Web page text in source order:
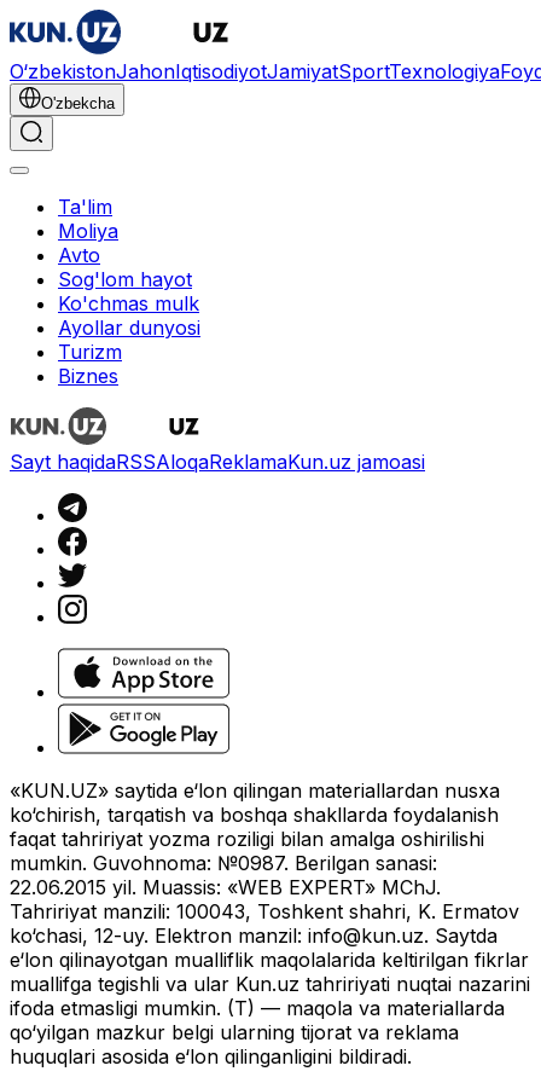
O‘zbekistonJahonIqtisodiyotJamiyatSportTexnologiya
O'zbekcha
Ta'lim
Moliya
Avto
Sog'lom hayot
Ko'chmas mulk
Ayollar dunyosi
Turizm
Biznes
Sayt haqidaRSSAloqaReklamaKun.uz jamoasi
«KUN.UZ» saytida e‘lon qilingan materiallardan nusxa
ko‘chirish, tarqatish va boshqa shakllarda foydalanish
faqat tahririyat yozma roziligi bilan amalga oshirilishi
mumkin. Guvohnoma: №0987. Berilgan sanasi:
22.06.2015 yil. Muassis: «WEB EXPERT» MChJ.
Tahririyat manzili: 100043, Toshkent shahri, K. Ermatov
ko‘chasi, 12-uy. Elektron manzil: info@kun.uz. Saytda
e‘lon qilinayotgan mualliflik maqolalarida keltirilgan fikrlar
muallifga tegishli va ular Kun.uz tahririyati nuqtai nazarini
ifoda etmasligi mumkin. (T) — maqola va materiallarda
qo‘yilgan mazkur belgi ularning tijorat va reklama
huquqlari asosida e‘lon qilinganligini bildiradi.